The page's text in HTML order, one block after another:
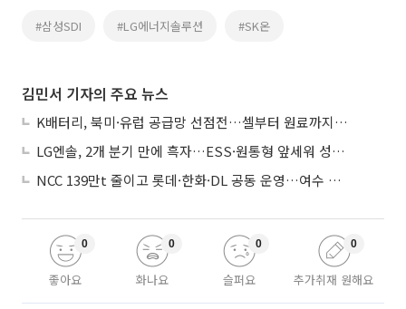
#삼성SDI #LG에너지솔루션 #SK온
김민서 기자의 주요 뉴스
K배터리, 북미·유럽 공급망 선점전…셀부터 원료까지 현지화
LG엔솔, 2개 분기 만에 흑자…ESS·원통형 앞세워 성장 가속
NCC 139만t 줄이고 롯데·한화·DL 공동 운영…여수 1호 본궤도
좋아요
0
화나요
0
슬퍼요
0
추가취재 원해요
0